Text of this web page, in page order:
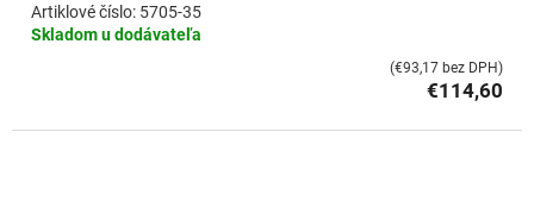
Skladom u dodávateľa
5705-35
€114,60
(€93,17 bez DPH)